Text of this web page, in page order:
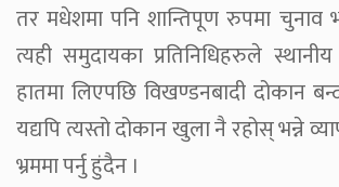
तर मधेशमा पनि शान्तिपूण रुपमा
त्यही समुदायका प्रतिनिधिहरुले
हातमा लिएपछि विखण्डनबादी दोकान
यद्यपि त्यस्तो दोकान खुला नै रहोस् भन्ने
भ्रममा पर्नु हुंदैन ।